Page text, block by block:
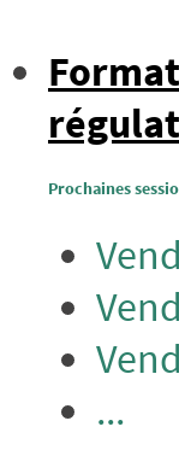
Prochaines
...